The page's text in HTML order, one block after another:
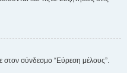
στον σύνδεσμο “Εύρεση μέλους”.